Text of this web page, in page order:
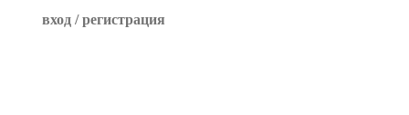
вход / регистрация